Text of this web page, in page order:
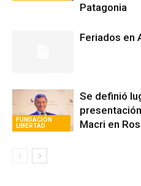
Patagonia
Feriados en
FUNDACIÓN
LIBERTAD
Se definió
Macri en